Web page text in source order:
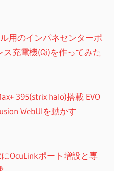
用のインパネセンターポ
充電機(Qi)を作ってみた
395(strix halo)搭載 EVO
WebUIを動かす
にOcuLinkポート増設と専